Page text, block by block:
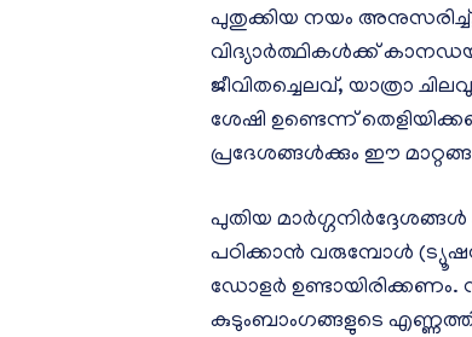
പുതുക്കിയ നയം അനുസരിച്ച്,
വിദ്യാർത്ഥികൾക്ക്
ജീവിതച്ചെലവ്, യാത്രാ
ശേഷി ഉണ്ടെന്ന്
പ്രദേശങ്ങൾക്കും ഈ
പുതിയ
പഠിക്കാൻ വരുമ്പോൾ
ഡോളർ ഉണ്ടായിരിക്കണം.
കുടുംബാംഗങ്ങളുടെ